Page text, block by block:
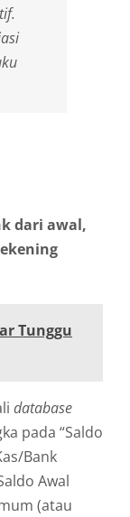
dari awal,
Tunggu
database
pada “Saldo
Bank
Awal
(atau